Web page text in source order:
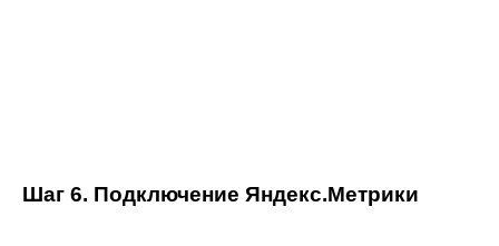
Шаг 6. Подключение Яндекс.Метрики